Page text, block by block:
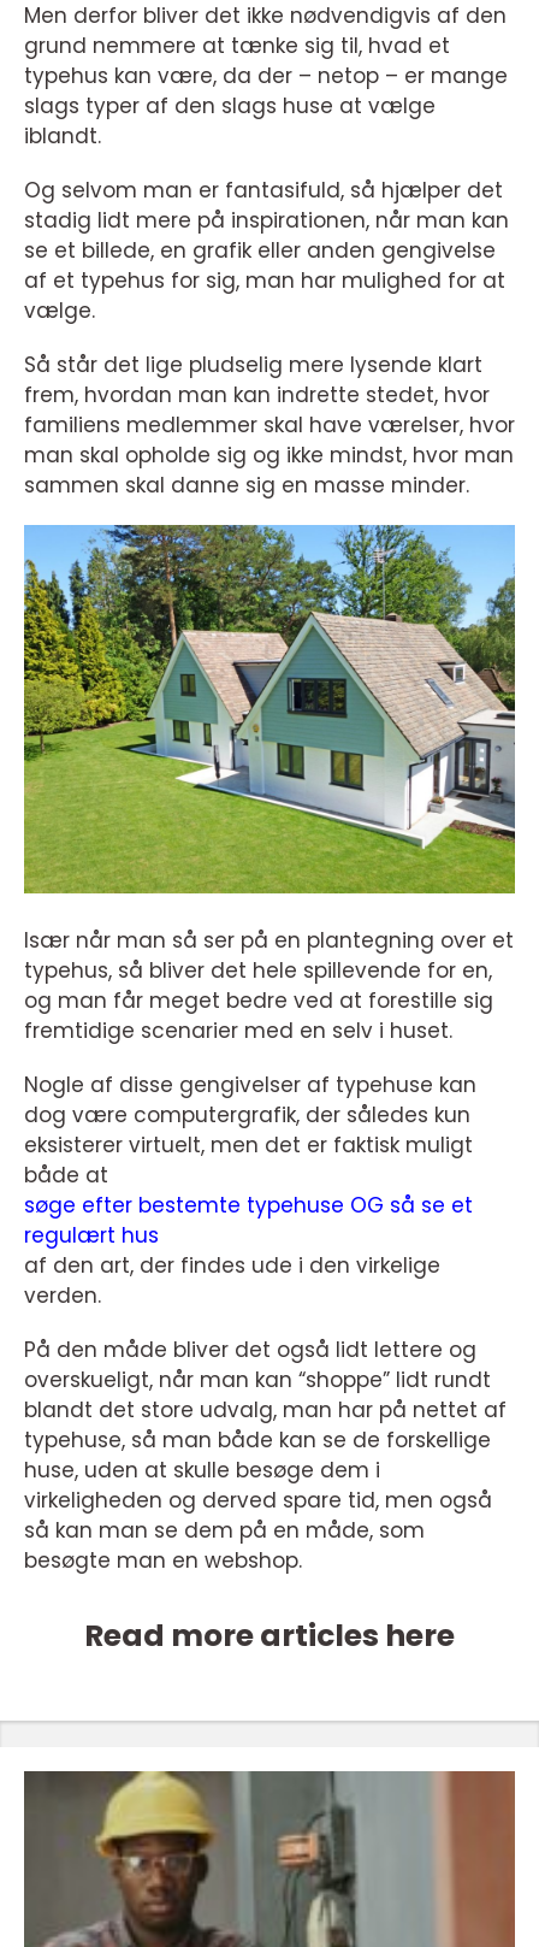
Men derfor bliver det ikke nødvendigvis af den
grund nemmere at tænke sig til, hvad et
typehus kan være, da der – netop – er mange
slags typer af den slags huse at vælge
iblandt.
Og selvom man er fantasifuld, så hjælper det
stadig lidt mere på inspirationen, når man kan
se et billede, en grafik eller anden gengivelse
af et typehus for sig, man har mulighed for at
vælge.
Så står det lige pludselig mere lysende klart
frem, hvordan man kan indrette stedet, hvor
familiens medlemmer skal have værelser, hvor
man skal opholde sig og ikke mindst, hvor man
sammen skal danne sig en masse minder.
Især når man så ser på en plantegning over et
typehus, så bliver det hele spillevende for en,
og man får meget bedre ved at forestille sig
fremtidige scenarier med en selv i huset.
Nogle af disse gengivelser af typehuse kan
dog være computergrafik, der således kun
eksisterer virtuelt, men det er faktisk muligt
både at
søge efter bestemte typehuse OG så se et
regulært hus
af den art, der findes ude i den virkelige
verden.
På den måde bliver det også lidt lettere og
overskueligt, når man kan “shoppe” lidt rundt
blandt det store udvalg, man har på nettet af
typehuse, så man både kan se de forskellige
huse, uden at skulle besøge dem i
virkeligheden og derved spare tid, men også
så kan man se dem på en måde, som
besøgte man en webshop.
Read more articles here